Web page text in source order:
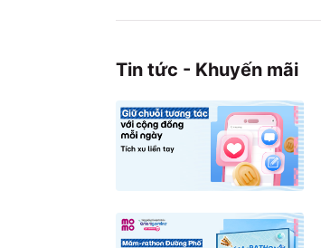
Tin tức - Khuyến mãi